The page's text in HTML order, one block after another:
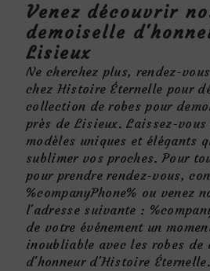
Venez découvrir
demoiselle
Lisieux
Ne cherchez plus, rendez-
chez Histoire Éternelle pour
collection de robes pour
près de Lisieux. Laissez-
modèles uniques et élégants
sublimer vos proches. Pour
pour prendre rendez-vous,
%companyPhone% ou venez
l'adresse suivante :
de votre événement un
inoubliable avec les robes de
d'honneur d'Histoire Éternelle.